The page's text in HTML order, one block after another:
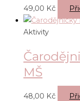
49,00 Kč
Aktivity
MŠ
48,00 Kč